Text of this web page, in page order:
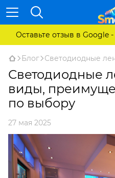
Оставьте отзыв в Google
Блог Светодиодные
Светодиодные
виды,
по выбору
27 мая 2025